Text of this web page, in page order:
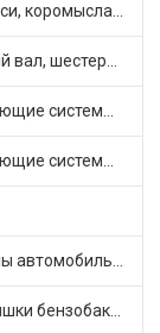
Клапаны, оси, коромысла (20)
Коленчатый вал, шестерни коленчатого вала (3)
Комплектующие системы выпуска отработавших газов (45)
Комплектующие системы питания (21)
Кронштейны автомобильные (1)
Лючки, крышки бензобака (7)